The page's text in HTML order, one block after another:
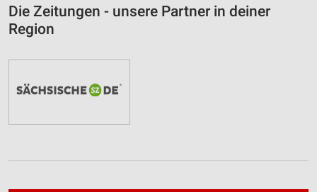
Die Zeitungen - unsere Partner in deiner
Region